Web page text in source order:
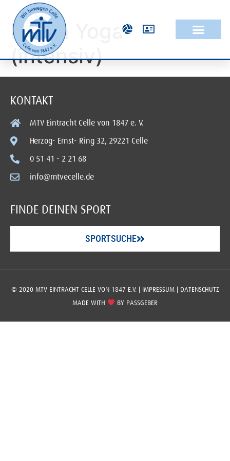
Hatha Yoga
(intensiv)
KONTAKT
MTV Eintracht Celle von 1847 e. V.
Herzog- Ernst- Ring 32, 29221 Celle
0 51 41 - 2 21 68
info@mtvecelle.de
FINDE DEINEN SPORT
SPORTSUCHE
© 2020 MTV EINTRACHT CELLE VON 1847 E.V. | IMPRESSUM| DATENSCHUTZ
MADE WITH
BY PASSGEBER